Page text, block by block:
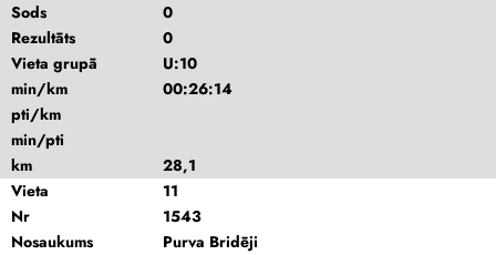
Sods
0
Rezultāts
0
Vieta grupā
U:10
min/km
00:26:14
pti/km
min/pti
km
28,1
Vieta
11
Nr
1543
Nosaukums
Purva Bridēji